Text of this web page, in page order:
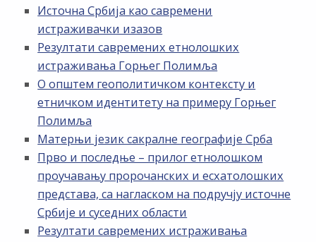
Источна Србија као савремени
истраживачки изазов
Резултати савремених етнолошких
истраживања Горњег Полимља
О општем геополитичком контексту и
етничком идентитету на примеру Горњег
Полимља
Матерњи језик сакралне географије Срба
Прво и последње – прилог етнолошком
проучавању пророчанских и есхатолошких
представа, са нагласком на подручју источне
Србије и суседних области
Резултати савремених истраживања